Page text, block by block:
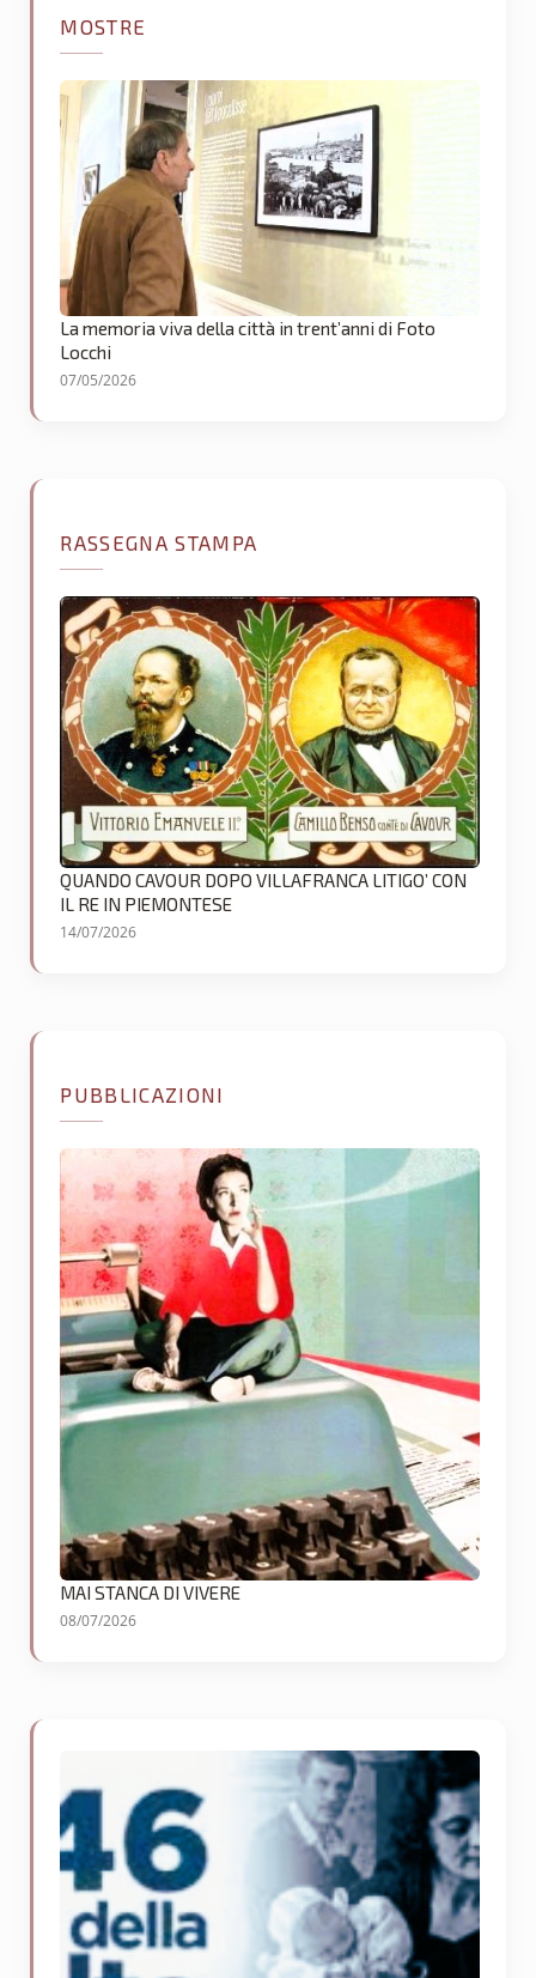
MOSTRE
La memoria viva della città in trent’anni di Foto
Locchi
07/05/2026
RASSEGNA STAMPA
QUANDO CAVOUR DOPO VILLAFRANCA LITIGO’ CON
IL RE IN PIEMONTESE
14/07/2026
PUBBLICAZIONI
MAI STANCA DI VIVERE
08/07/2026